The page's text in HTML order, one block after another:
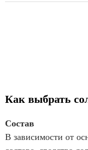
Как выбрать
Состав
В зависимости от